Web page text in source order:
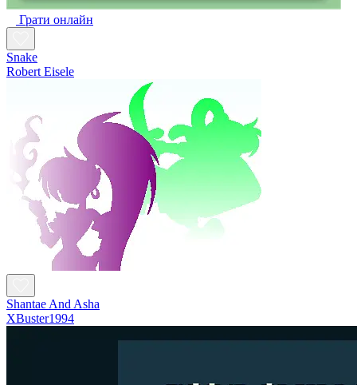
Грати онлайн
Snake
Robert Eisele
Shantae And Asha
XBuster1994